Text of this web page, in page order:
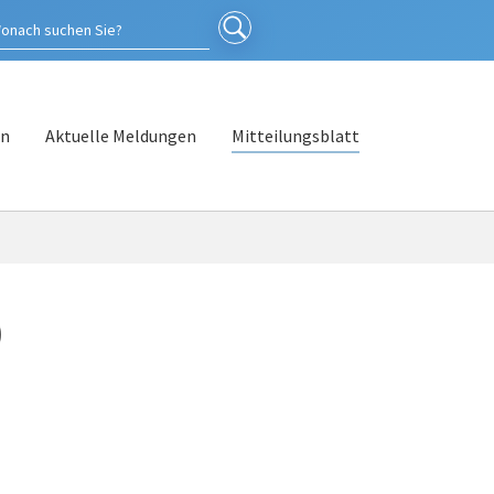
Aktuelle Meldungen Mitteilungsblatt